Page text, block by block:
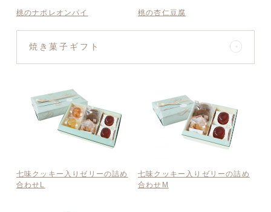
桃のナポレオンパイ 桃の杏仁豆腐
焼き菓子ギフト
七味クッキー入りゼリーの詰め
合わせL
七味クッキー入りゼリーの詰め
合わせM